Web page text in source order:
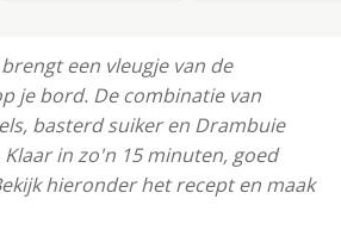
een vleugje van de
je bord. De combinatie van
basterd suiker en Drambuie
in zo'n 15 minuten, goed
hieronder het recept en maak